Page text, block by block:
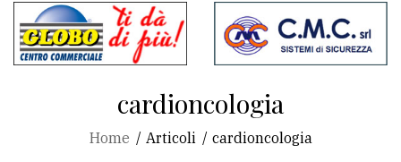
del
sito
cardioncologia
Home Articoli cardioncologia